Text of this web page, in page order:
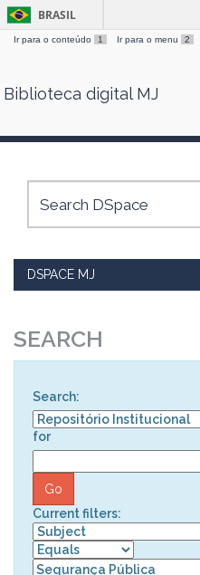
Skip
BRASIL
Ir para o conteúdo 1 Ir para o menu 2
Biblioteca digital MJ
DSPACE MJ
SEARCH
Search:
for
Current filters: